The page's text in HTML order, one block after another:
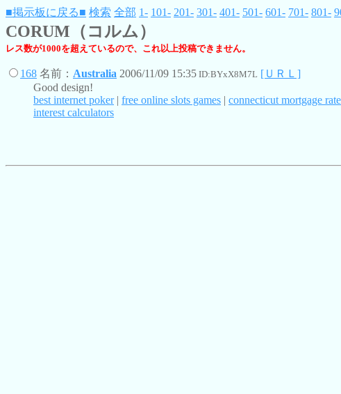
■掲示板に戻る■ 検索 全部 1- 101- 201- 301- 401- 501- 601- 701- 801-
CORUM（コルム）
レス数が1000を超えているので、これ以上投稿できません。
168 名前： Australia 2006/11/09 15:35 ID:BYxX8M7L [ＵＲＬ]
Good design!
best internet poker| free online slots games | connecticut mortgage
interest calculators